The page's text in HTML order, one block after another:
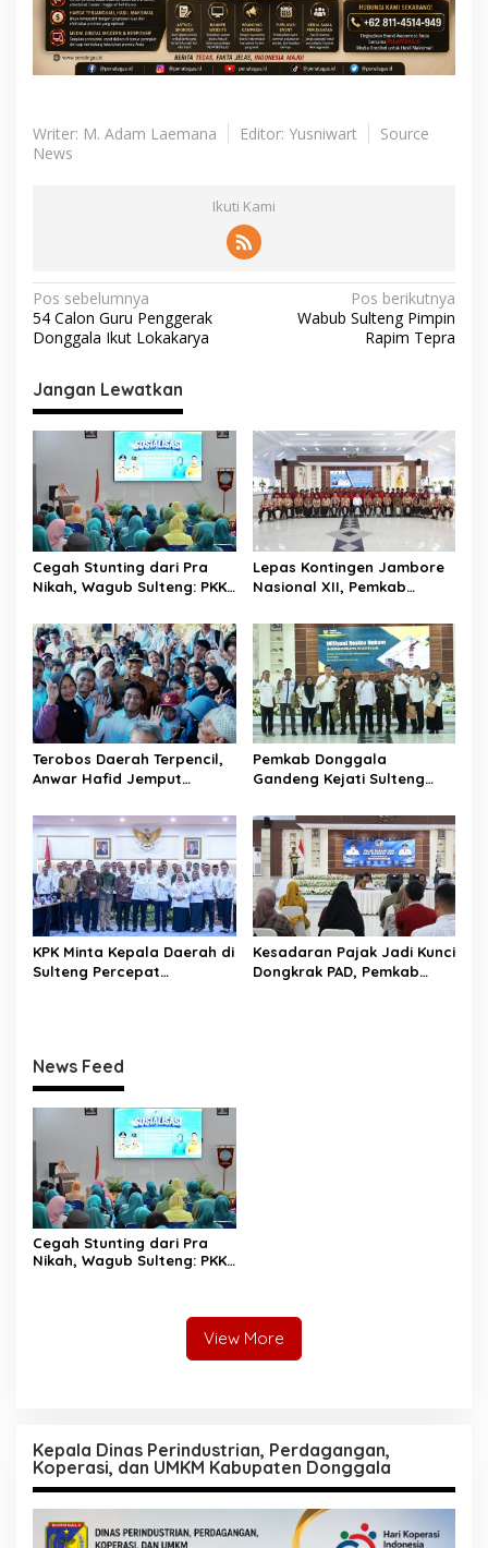
Writer: M. Adam Laemana Editor: Yusniwart
Source
News
Ikuti Kami
N
a
i
g
a
s
i
p
o
Pos sebelumnya
54 Calon Guru Penggerak
Donggala Ikut Lokakarya
Pos berikutnya
Wabub Sulteng Pimpin
Rapim Tepra
Jangan Lewatkan
Cegah Stunting dari Pra
Nikah, Wagub Sulteng: PKK
Selamatkan Generasi Emas
Lepas Kontingen Jambore
Nasional XII, Pemkab
Pramuka Jadi Duta
Karakter dan Kebanggaan
Daerah
Terobos Daerah Terpencil,
Anwar Hafid Jemput
“Tak Boleh Ada Wilayah
yang Tertinggal”
Pemkab Donggala
Gandeng Kejati Sulteng
Pengadaan Barang dan
Jasa
KPK Minta Kepala Daerah di
Sulteng Percepat
Kesadaran Pajak Jadi Kunci
Dongkrak PAD, Pemkab
News Feed
Cegah Stunting dari Pra
Nikah, Wagub Sulteng: PKK
View More
Kepala Dinas Perindustrian, Perdagangan,
Koperasi, dan UMKM Kabupaten Donggala